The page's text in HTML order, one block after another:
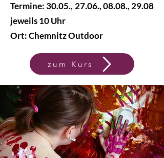
Termine: 30.05., 27.06., 08.08., 29.08
jeweils 10 Uhr
Ort: Chemnitz Outdoor
zum Kurs